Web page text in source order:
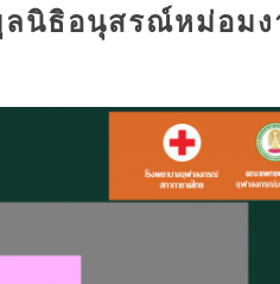
ลนิธิอนุสรณ์หม่อม